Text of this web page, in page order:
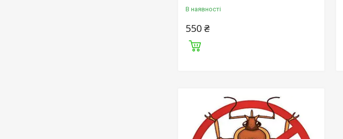
В наявності
550 ₴